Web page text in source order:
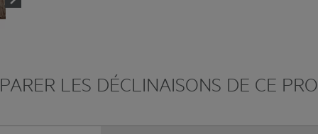
LES DÉCLINAISONS DE CE